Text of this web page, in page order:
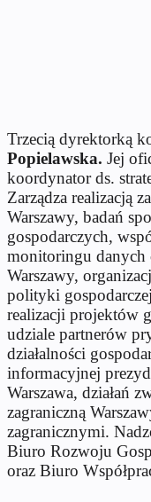
Trzecią dyrektorką
Popielawska. Jej
koordynator ds.
Zarządza realizacją
Warszawy, badań
gospodarczych,
monitoringu danych
Warszawy,
polityki
realizacji projektów
udziale partnerów
działalności
informacyjnej
Warszawa, działań
zagraniczną
zagranicznymi.
Biuro Rozwoju
oraz Biuro